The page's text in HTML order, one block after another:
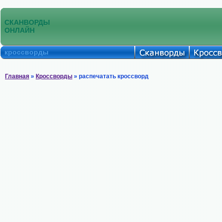
СКАНВОРДЫ
ОНЛАЙН
кроссворды
Главная » Кроссворды » распечатать кроссворд